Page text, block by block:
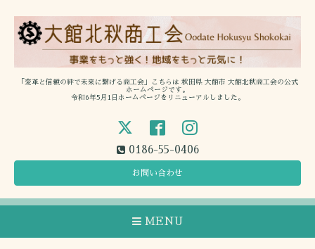
「変革と信頼の絆で未来に繋げる商工会」こちらは 秋田県 大館市 大館北秋商工会の公式
ホームページです。
令和6年5月1日ホームページをリニューアルしました。
0186-55-0406
お問い合わせ
MENU